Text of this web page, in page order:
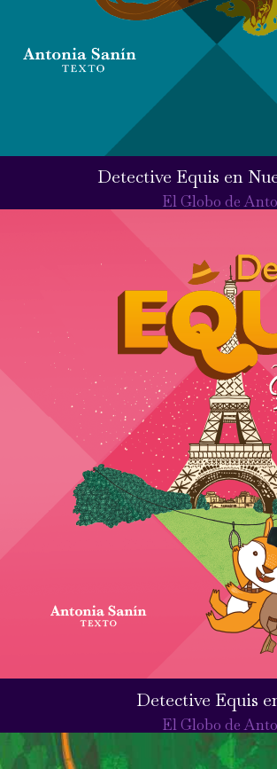
Detective Equis en
El Globo de
Detective Equis
El Globo de